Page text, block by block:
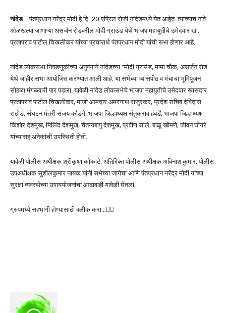
नांदेड– पंतप्रधान नरेंद्र मोदी हे दि. 20 एप्रिल रोजी नांदेडमध्ये येत आहेत. त्यांच्याच नावे
ओळखल्या जाणाऱ्या असर्जन रोडवरील मोदी ग्राउंड येथे भाजप महायुतीचे उमेदवार खा.
प्रतापराव पाटील चिखलीकर यांच्या प्रचारार्थ पंतप्रधान मोदी यांची सभा होणार आहे.
नांदेड लोकसभा निवडणुकीच्या अनुषंगाने नांदेडच्या “मोदी ग्राउंड, मामा चौक, असर्जन रोड
येथे जाहीर सभा आयोजित करण्यात आली आहे. या सभेच्या व्यासपीठ व मंचाचा भूमिपूजन
सोहळा मंगळवारी पार पडला. यावेळी नांदेड लोकसभेचे भाजपा महायुतीचे उमेदवार खासदार
प्रतापराव पाटील चिखलीकर, माजी आमदार अमरनाथ राजुरकर, प्रदेश सचिव देविदास
राठोड, संघटन मंत्री संजय कौडगे, भाजपा जिल्हाध्यक्ष संतुकराव हंबर्डे, भाजपा जिल्हाध्यक्ष
किशोर देशमुख, मिलिंद देशमुख, चैतन्यबापु देशमुख, प्रवीण साले, बाळू खोमणे, जीवन घोगरे
यांच्यासह अनेकांची उपस्थिती होती.
यावेळी पोलीस अधीक्षक श्रीकृष्ण कोकाटे, अतिरिक्त पोलीस अधीक्षक अबिनाश कुमार, पोलीस
उपअधीक्षक सुशीलकुमार नायक यांनी सभेच्या जागेचा आणि पंतप्रधान नरेंद्र मोदी यांच्या
सुरक्षा व्यवस्थेच्या उपाययोजनांचा आढावाही यावेळी घेतला.
ग्रुपमध्ये सहभागी होण्यासाठी क्लीक करा…👆🏻